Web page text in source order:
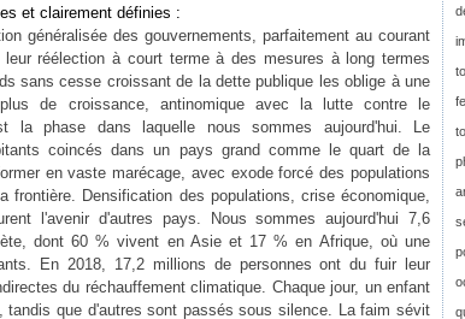
et clairement définies :
généralisée des gouvernements, parfaitement au courant
réélection à court terme à des mesures à long termes
sans cesse croissant de la dette publique les oblige à une
de croissance, antinomique avec la lutte contre le
la phase dans laquelle nous sommes aujourd'hui. Le
coincés dans un pays grand comme le quart de la
en vaste marécage, avec exode forcé des populations
frontière. Densification des populations, crise économique,
l'avenir d'autres pays. Nous sommes aujourd'hui 7,6
dont 60 % vivent en Asie et 17 % en Afrique, où une
En 2018, 17,2 millions de personnes ont du fuir leur
du réchauffement climatique. Chaque jour, un enfant
tandis que d'autres sont passés sous silence. La faim sévit